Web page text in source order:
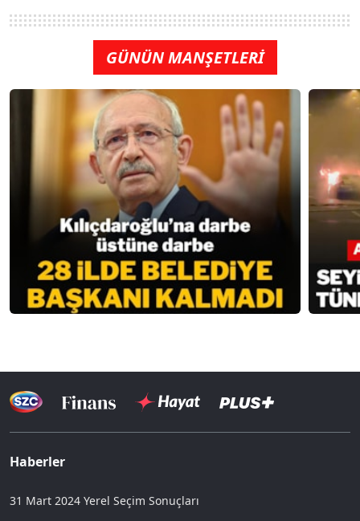
GÜNÜN MANŞETLERİ
Haberler
31 Mart 2024 Yerel Seçim Sonuçları